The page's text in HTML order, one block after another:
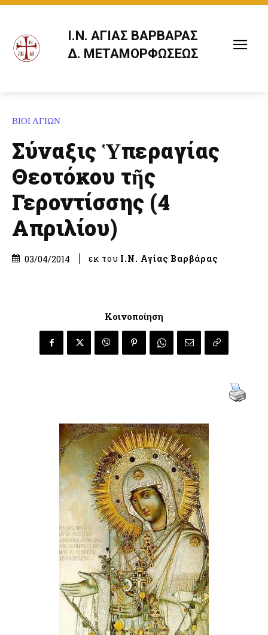
Ι.Ν. ΑΓΙΑΣ ΒΑΡΒΑΡΑΣ
Δ. ΜΕΤΑΜΟΡΦΩΣΕΩΣ
ΒΙΟΙ ΑΓΙΩΝ
Σύναξις Ὑπεραγίας
Θεοτόκου τῆς
Γεροντίσσης (4
Απριλίου)
03/04/2014 εκ του Ι.Ν. Αγίας Βαρβάρας
Κοινοποίηση